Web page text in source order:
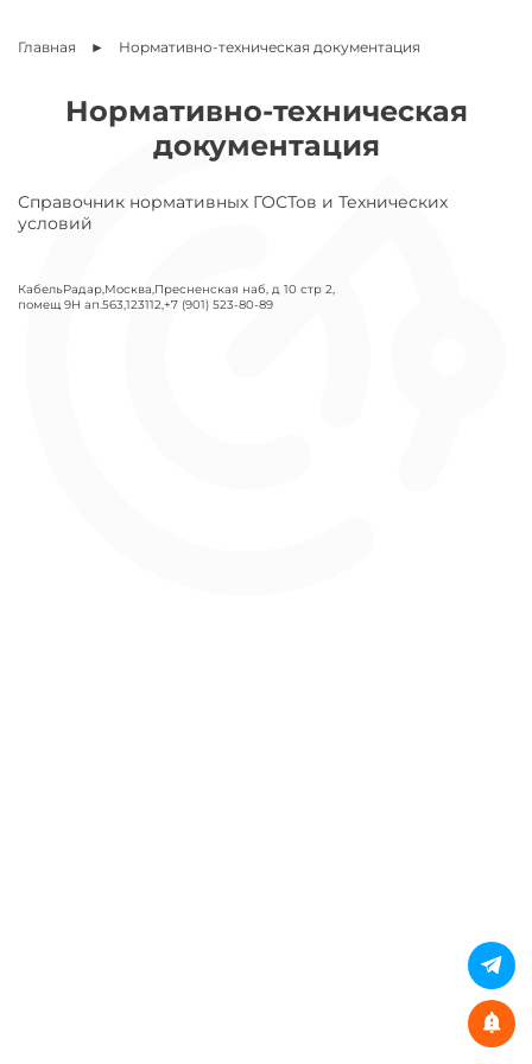
Главная Нормативно-техническая документация
Нормативно-техническая
документация
Справочник нормативных ГОСТов и Технических
условий
КабельРадар,Москва,Пресненская наб, д 10 стр 2,
помещ 9Н ап.563,123112,+7 (901) 523-80-89